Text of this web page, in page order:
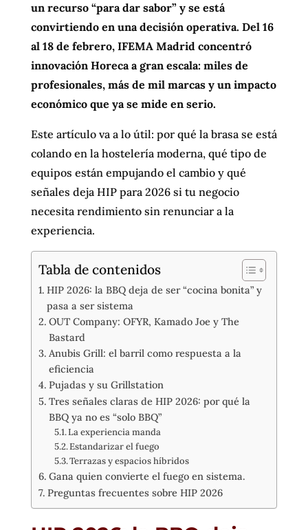
un recurso “para dar sabor” y se está
convirtiendo en una decisión operativa. Del 16
al 18 de febrero, IFEMA Madrid concentró
innovación Horeca a gran escala: miles de
profesionales, más de mil marcas y un impacto
económico que ya se mide en serio.
Este artículo va a lo útil: por qué la brasa se está
colando en la hostelería moderna, qué tipo de
equipos están empujando el cambio y qué
señales deja HIP para 2026 si tu negocio
necesita rendimiento sin renunciar a la
experiencia.
Tabla de contenidos
HIP 2026: la BBQ deja de ser “cocina bonita” y
pasa a ser sistema
OUT Company: OFYR, Kamado Joe y The
Bastard
Anubis Grill: el barril como respuesta a la
eficiencia
Pujadas y su Grillstation
Tres señales claras de HIP 2026: por qué la
BBQ ya no es “solo BBQ”
La experiencia manda
Estandarizar el fuego
Terrazas y espacios híbridos
Gana quien convierte el fuego en sistema.
Preguntas frecuentes sobre HIP 2026